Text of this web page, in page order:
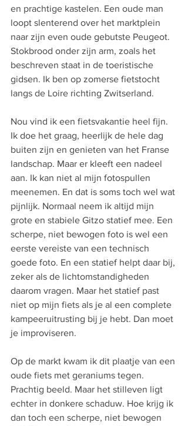
en prachtige kastelen. Een oude man
loopt slenterend over het marktplein
naar zijn even oude gebutste Peugeot.
Stokbrood onder zijn arm, zoals het
beschreven staat in de toeristische
gidsen. Ik ben op zomerse fietstocht
langs de Loire richting Zwitserland.
Nou vind ik een fietsvakantie heel fijn.
Ik doe het graag, heerlijk de hele dag
buiten zijn en genieten van het Franse
landschap. Maar er kleeft een nadeel
aan. Ik kan niet al mijn fotospullen
meenemen. En dat is soms toch wel wat
pijnlijk. Normaal neem ik altijd mijn
grote en stabiele Gitzo statief mee. Een
scherpe, niet bewogen foto is wel een
eerste vereiste van een technisch
goede foto. En een statief helpt daar bij,
zeker als de lichtomstandigheden
daarom vragen. Maar het statief past
niet op mijn fiets als je al een complete
kampeeruitrusting bij je hebt. Dan moet
je improviseren.
Op de markt kwam ik dit plaatje van een
oude fiets met geraniums tegen.
Prachtig beeld. Maar het stilleven ligt
echter in donkere schaduw. Hoe krijg ik
dan toch een scherpe, niet bewogen